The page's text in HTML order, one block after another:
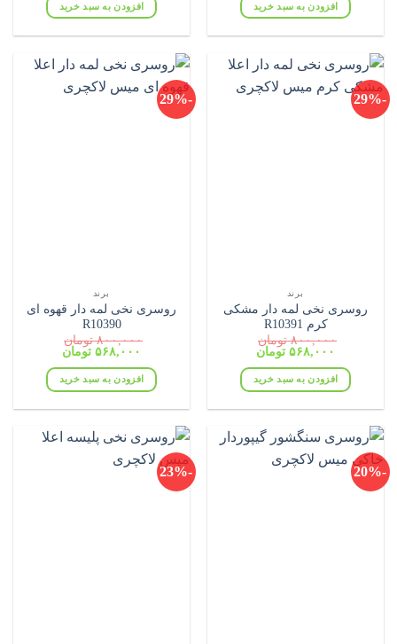
بود.
افزودن به سبد خرید
بود.
افزودن به سبد خرید
-29%
برند
روسری نخی لمه دار مشکی
کرم R10391
۸۰۰,۰۰۰ تومان
قیمت
۸۰۰,۰۰۰ تومان
بود.
۵۶۸,۰۰۰ تومان
۵۶۸,۰۰۰ تومان. افزودن به سبد خرید
-29%
برند
روسری نخی لمه دار قهوه ای
R10390
۸۰۰,۰۰۰ تومان
قیمت
۸۰۰,۰۰۰ تومان
بود.
۵۶۸,۰۰۰ تومان
۵۶۸,۰۰۰ تومان. افزودن به سبد خرید
-20%
-23%